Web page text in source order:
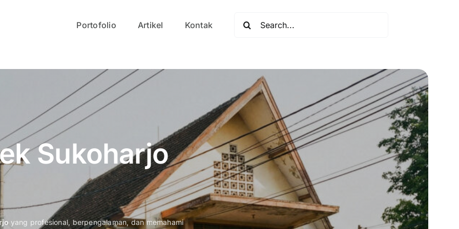
Portofolio Artikel Kontak
for:
Sukoharjo
yang profesional, berpengalaman, dan memahami